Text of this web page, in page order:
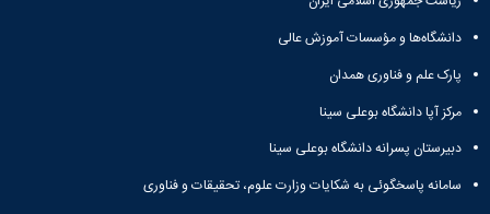
رهبری
تماس
دانشگاه
عمومی
آدرس
دانشکده‌ها
آموزش
کارکنان
تقویم
آموزشی
نظامنامه
اخلاق
آموزش
دانش‌آموختگان
آزمایشگاه
باستان
شناسی
آزمایشگاه
هوش
ربات
و
آزمایشگاه
و
حسابداری
صنایع
غذایی
بهار
مجتمع
آموزش
عالی
زمین
چمن
سالن‌های
ورزشی
تفریحی-
سیاحتی
باغ
دانشگاه
موزه
دانشگاه
(محمد)
دانشگاه‌ها و مؤسسات آموزش عالی
پارک علم و فناوری همدان
مرکز آپا دانشگاه بوعلی سینا
دبیرستان پسرانه دانشگاه بوعلی سینا
سامانه پاسخگوئی به شکایات وزارت علوم، تحقیقات و فناوری